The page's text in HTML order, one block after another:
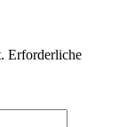
Erforderliche